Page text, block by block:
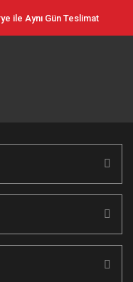
ile Aynı Gün Teslimat